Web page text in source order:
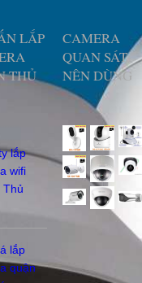
LẮP
THỦ
lắp
wifi
Thủ
lắp
quận
CAMERA
QUAN SÁT
NÊN DÙNG